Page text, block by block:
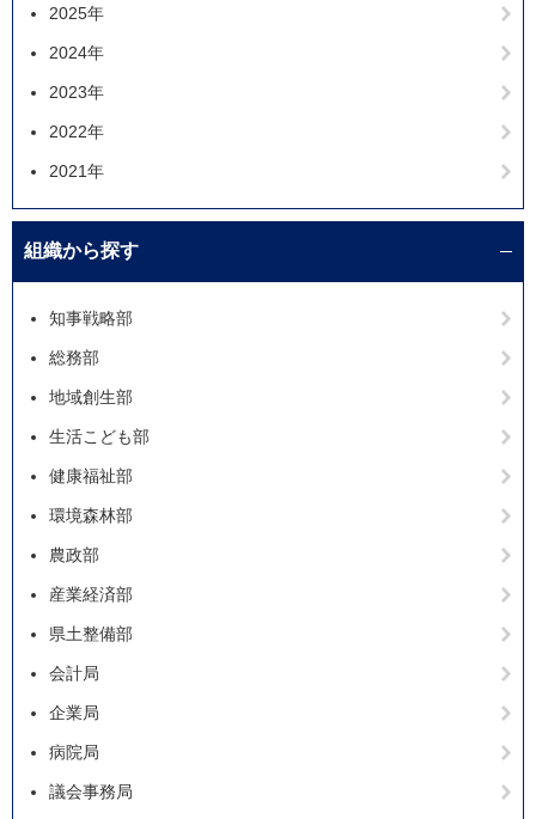
2025年
2024年
2023年
2022年
2021年
組織から探す
知事戦略部
総務部
地域創生部
生活こども部
健康福祉部
環境森林部
農政部
産業経済部
県土整備部
会計局
企業局
病院局
議会事務局